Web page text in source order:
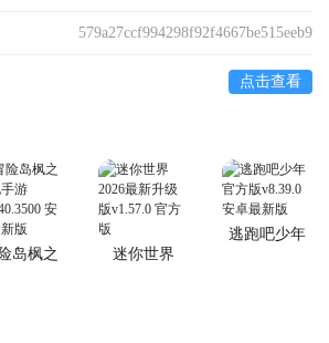
579a27ccf994298f92f4667be515eeb9
点击查看
岛枫之
迷你世界
逃跑吧少年